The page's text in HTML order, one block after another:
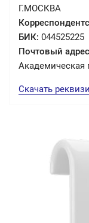
Г.МОСКВА
БИК: 044525225
Почтовый
Академическая
Скачать